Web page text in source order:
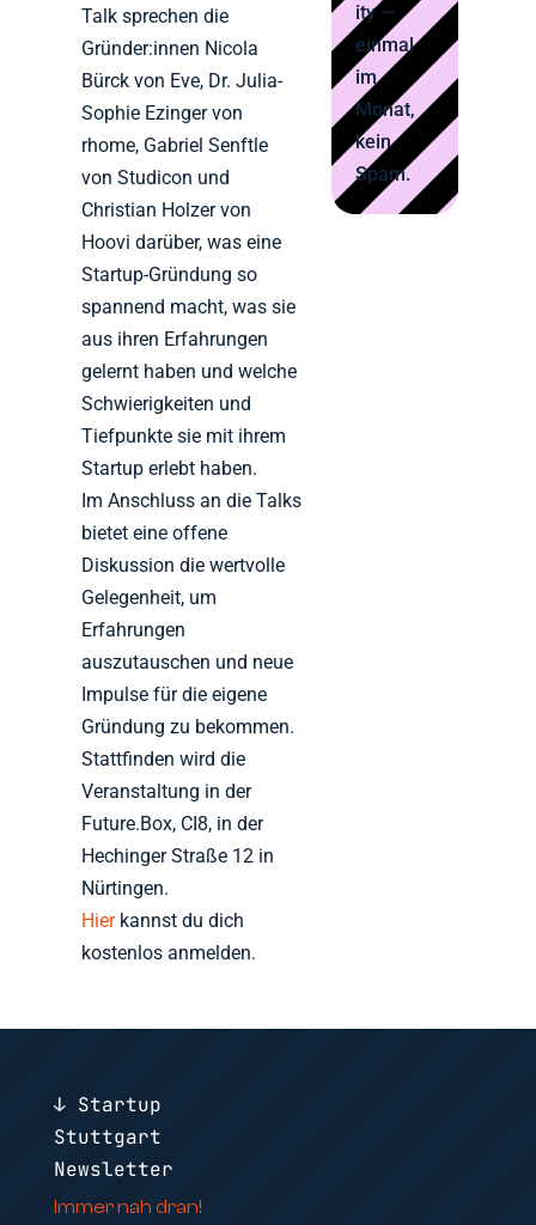
Talk sprechen die
Gründer:innen Nicola
Bürck von Eve, Dr. Julia-
Sophie Ezinger von
rhome, Gabriel Senftle
von Studicon und
Christian Holzer von
Hoovi darüber, was eine
Startup-Gründung so
spannend macht, was sie
aus ihren Erfahrungen
gelernt haben und welche
Schwierigkeiten und
Tiefpunkte sie mit ihrem
Startup erlebt haben.
Im Anschluss an die Talks
bietet eine offene
Diskussion die wertvolle
Gelegenheit, um
Erfahrungen
auszutauschen und neue
Impulse für die eigene
Gründung zu bekommen.
Stattfinden wird die
Veranstaltung in der
Future.Box, CI8, in der
Hechinger Straße 12 in
Nürtingen.
Hierkannst du dich
kostenlos anmelden.
ity —
einmal
im
Monat,
kein
Spam.
↓ Startup
Stuttgart
Newsletter
Immer nah dran!